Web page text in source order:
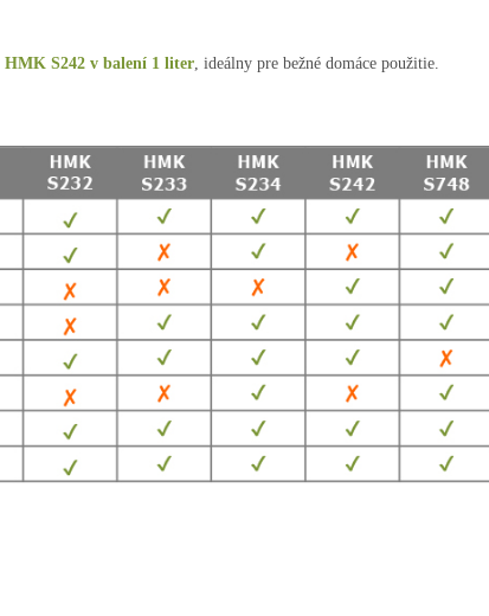
HMK S242 v balení 1 liter, ideálny pre bežné domáce použitie.